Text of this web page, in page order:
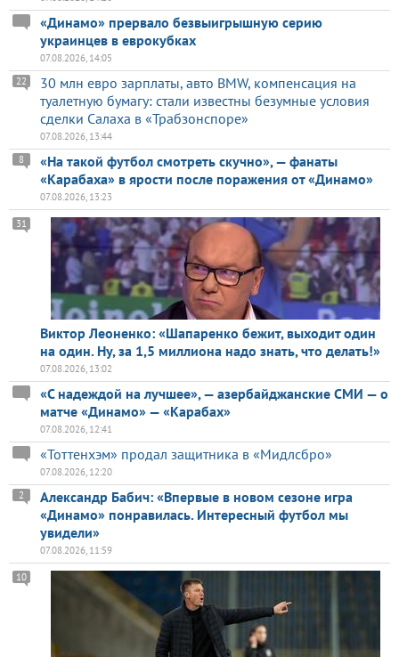
«Динамо» прервало безвыигрышную серию
украинцев в еврокубках
07.08.2026, 14:05
30 млн евро зарплаты, авто BMW, компенсация на
туалетную бумагу: стали известны безумные условия
сделки Салаха в «Трабзонспоре»
22
07.08.2026, 13:44
«На такой футбол смотреть скучно», — фанаты
«Карабаха» в ярости после поражения от «Динамо»
8
07.08.2026, 13:23
Виктор Леоненко: «Шапаренко бежит, выходит один
на один. Ну, за 1,5 миллиона надо знать, что делать!»
31
07.08.2026, 13:02
«С надеждой на лучшее», — азербайджанские СМИ — о
матче «Динамо» — «Карабах»
07.08.2026, 12:41
«Тоттенхэм» продал защитника в «Мидлсбро»
07.08.2026, 12:20
Александр Бабич: «Впервые в новом сезоне игра
«Динамо» понравилась. Интересный футбол мы
увидели»
2
07.08.2026, 11:59
10